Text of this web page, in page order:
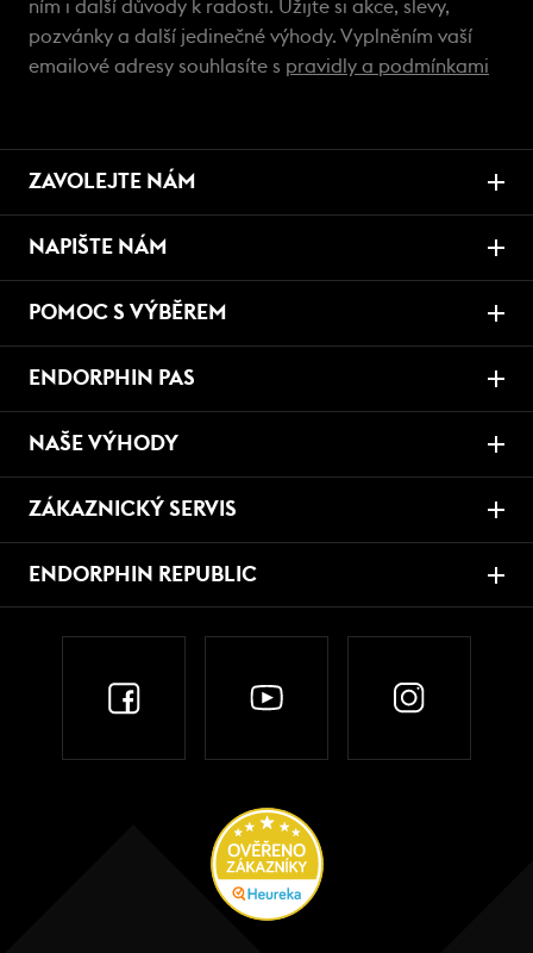
ním i další důvody k radosti. Užijte si akce, slevy,
pozvánky a další jedinečné výhody. Vyplněním vaší
emailové adresy souhlasíte s pravidly a podmínkami
ZAVOLEJTE NÁM
NAPIŠTE NÁM
POMOC S VÝBĚREM
ENDORPHIN PAS
NAŠE VÝHODY
ZÁKAZNICKÝ SERVIS
ENDORPHIN REPUBLIC